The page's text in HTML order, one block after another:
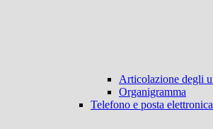
Articolazione degli
Organigramma
Telefono e posta elettronica